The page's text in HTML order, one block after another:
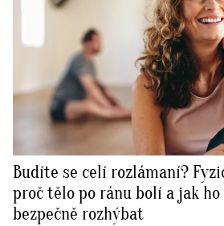
Budíte se celí rozlámaní?
proč tělo po ránu bolí a jak
bezpečně rozhýbat